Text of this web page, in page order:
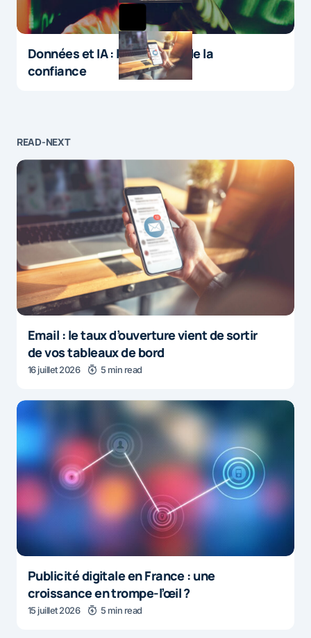
Données et IA : le paradoxe de la
confiance
READ-NEXT
Email : le taux d’ouverture vient de sortir
de vos tableaux de bord
16 juillet 2026 5 min read
Publicité digitale en France : une
croissance en trompe-l’œil ?
15 juillet 2026 5 min read